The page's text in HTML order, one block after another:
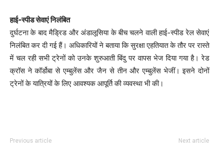
हाई-स्पीड सेवाएं निलंबित
दुर्घटना के बाद मैड्रिड और अंडालूसिया के बीच चलने वाली हाई-स्पीड रेल सेवाएं
निलंबित कर दी गई हैं। अधिकारियों ने बताया कि सुरक्षा एहतियात के तौर पर रास्ते
में चल रही सभी ट्रेनों को उनके शुरुआती बिंदु पर वापस भेज दिया गया है। रेड
क्रॉस ने कॉर्डोबा से एम्बुलेंस और जैन से तीन और एम्बुलेंस भेजीं। इसने दोनों
ट्रेनों के यात्रियों के लिए आवश्यक आपूर्ति की व्यवस्था भी की।
Previous article Next article